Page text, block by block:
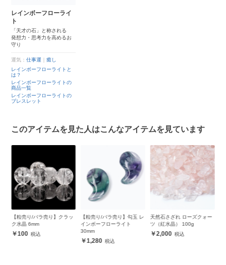
レインボーフローライ
ト
「天才の石」と称される
発想力・思考力を高めるお
守り
運気：仕事運 ｜癒し
レインボーフローライトと
は？
レインボーフローライトの
商品一覧
レインボーフローライトの
ブレスレット
このアイテムを見た人はこんなアイテムを見ています
ラッ
【粒売り/バラ売り】勾玉 レ
インボーフローライト
30mm
天然石さざれ ローズクォー
ツ（紅水晶） 100g
天然石さざれ アクアマリン
（藍玉） 100g
1,800